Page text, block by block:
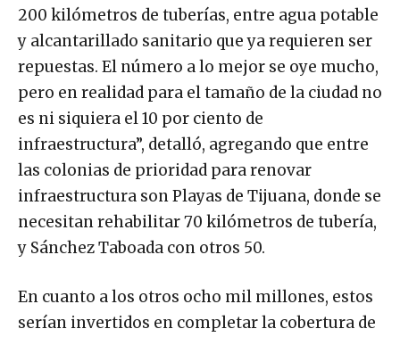
200 kilómetros de tuberías, entre agua potable
y alcantarillado sanitario que ya requieren ser
repuestas. El número a lo mejor se oye mucho,
pero en realidad para el tamaño de la ciudad no
es ni siquiera el 10 por ciento de
infraestructura”, detalló, agregando que entre
las colonias de prioridad para renovar
infraestructura son Playas de Tijuana, donde se
necesitan rehabilitar 70 kilómetros de tubería,
y Sánchez Taboada con otros 50.
En cuanto a los otros ocho mil millones, estos
serían invertidos en completar la cobertura de